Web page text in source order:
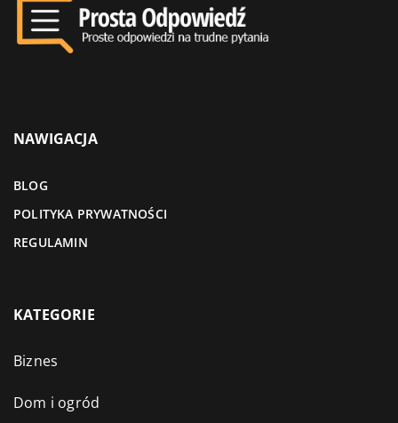
NAWIGACJA
BLOG
POLITYKA PRYWATNOŚCI
REGULAMIN
KATEGORIE
Biznes
Dom i ogród